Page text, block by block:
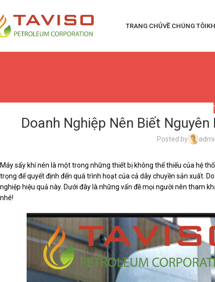
TRANG CHỦVỀ CHÚNG TÔI
Doanh Nghiệp Nên Biết
Posted by
Máy sấy khí nén là một trong những thiết bị không thể thiếu của hệ
trọng để quyết định đến quá trình hoạt của cả dây chuyền sản xuất.
nghiệp hiệu quả này. Dưới đây là những vấn đề mọi người nên tham
nhé!